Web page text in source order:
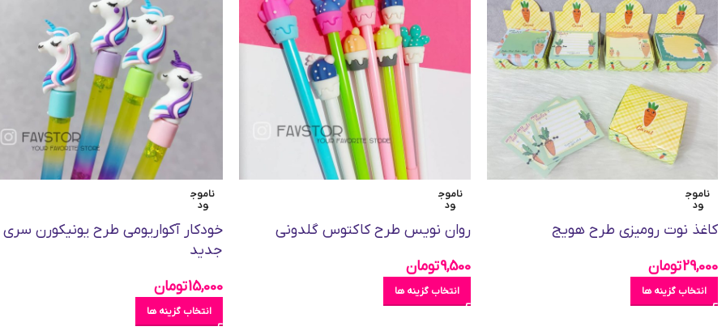
ناموج
ود
کاغذ نوت رومیزی طرح هویج
29,000تومان
انتخاب گزینه ها
ناموج
ود
روان نویس طرح کاکتوس گلدونی
9,500تومان
انتخاب گزینه ها
ناموج
ود
خودکار آکواریومی طرح یونیکورن سری
جدید
15,000تومان
انتخاب گزینه ها